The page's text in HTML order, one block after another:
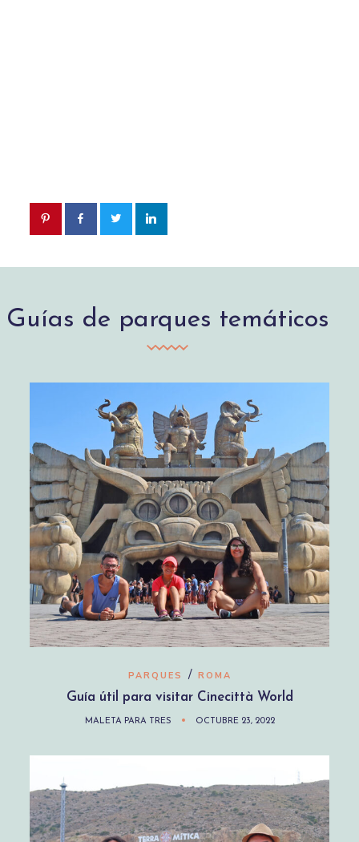
Guías de parques temáticos
PARQUES / ROMA
Guía útil para visitar Cinecittà World
MALETA PARA TRES OCTUBRE 23, 2022